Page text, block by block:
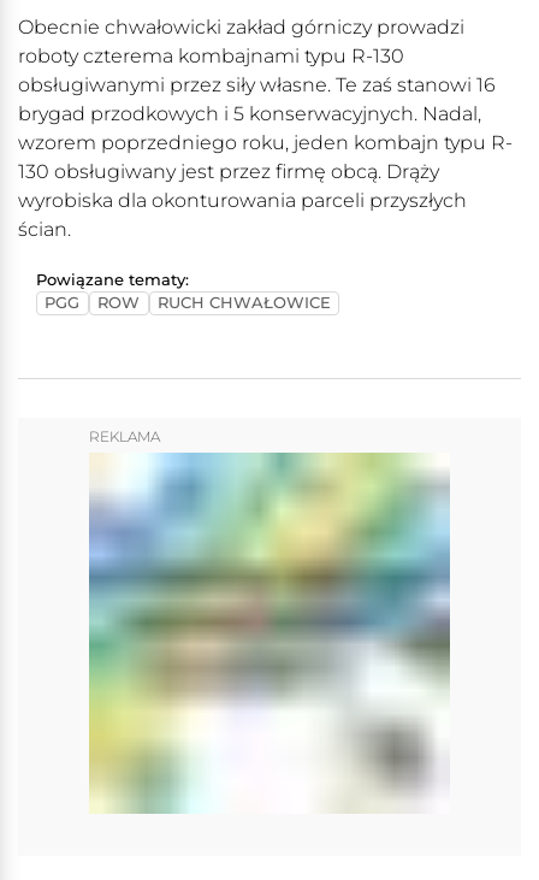
Obecnie chwałowicki zakład górniczy prowadzi
roboty czterema kombajnami typu R-130
obsługiwanymi przez siły własne. Te zaś stanowi 16
brygad przodkowych i 5 konserwacyjnych. Nadal,
wzorem poprzedniego roku, jeden kombajn typu R-
130 obsługiwany jest przez firmę obcą. Drąży
wyrobiska dla okonturowania parceli przyszłych
ścian.
Powiązane tematy:
PGG
ROW RUCH CHWAŁOWICE
REKLAMA